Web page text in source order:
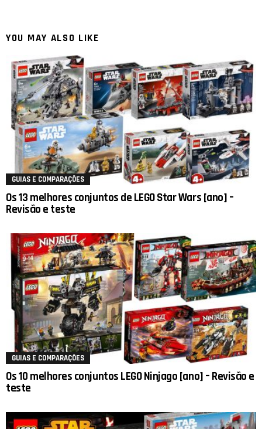
YOU MAY ALSO LIKE
GUIAS E COMPARAÇÕES
Os 13 melhores conjuntos de LEGO Star Wars [ano] –
Revisão e teste
GUIAS E COMPARAÇÕES
Os 10 melhores conjuntos LEGO Ninjago [ano] – Revisão e
teste